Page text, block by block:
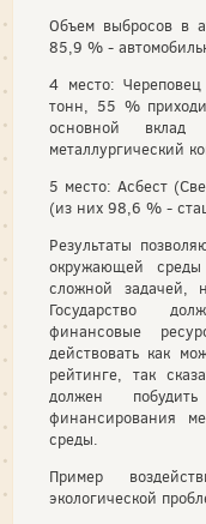
Объем выбросов в
85,9 % -
4 место:
тонн, 55 %
основной вклад
металлургический
5 место: Асбест
(из них 98,6 % -
Результаты
окружающей среды
сложной задачей,
Государство
финансовые
действовать как
рейтинге, так
должен
финансирования
среды.
Пример
экологической